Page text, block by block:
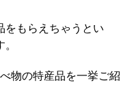
をもらえちゃうとい
物の特産品を一挙ご紹